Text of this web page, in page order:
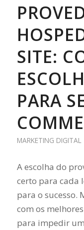
SITE:
PARA
MARKETING DIGITAL
A escolha do
certo para cada
para o sucesso.
com os
para impedir